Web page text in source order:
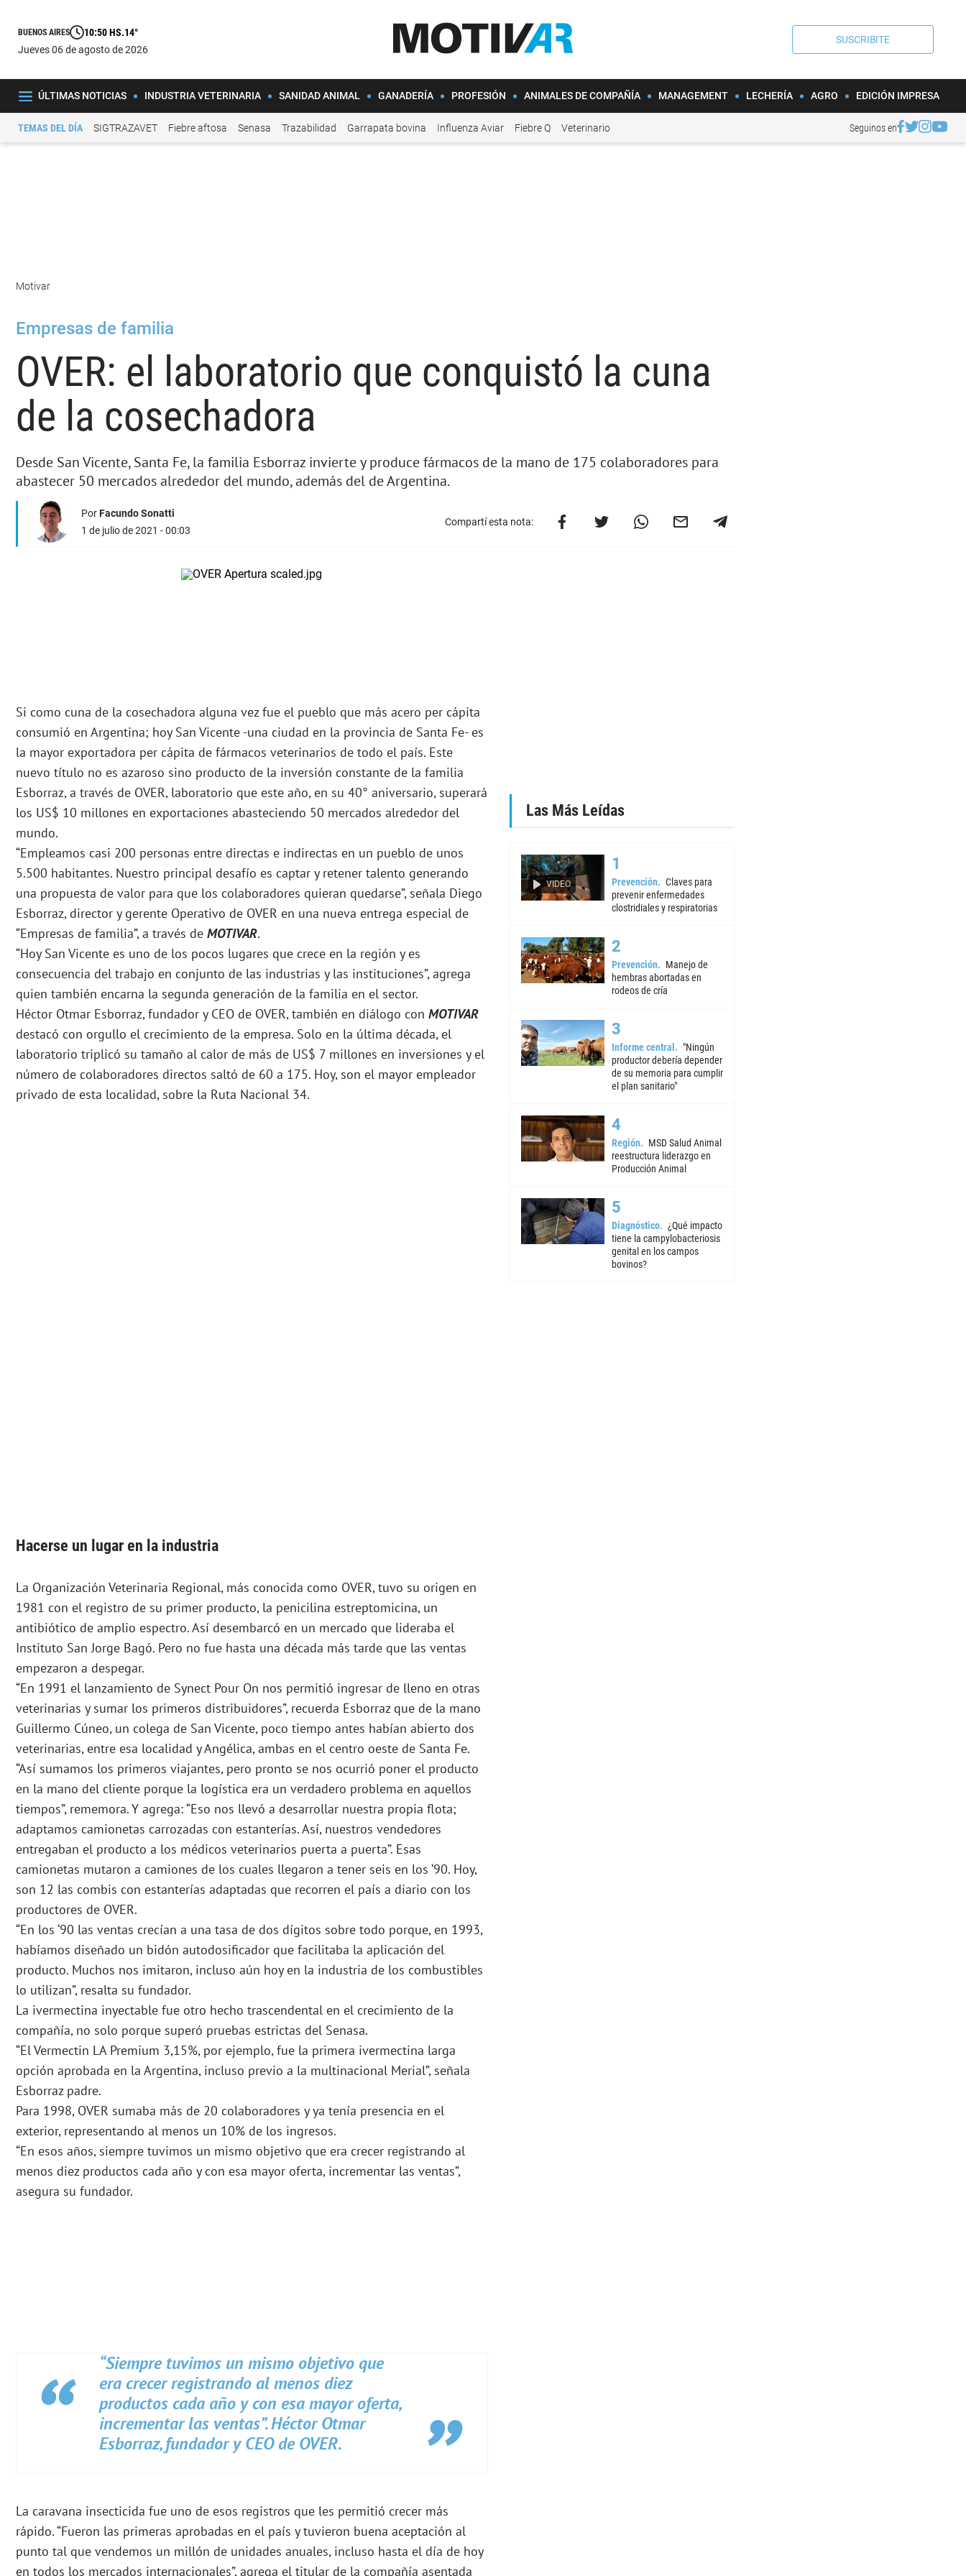
BUENOS AIRES 10:50 HS.14°
jueves 06 de agosto de 2026
SUSCRIBITE
ÚLTIMAS NOTICIAS INDUSTRIA VETERINARIA SANIDAD ANIMAL GANADERÍA PROFESIÓN ANIMALES DE COMPAÑÍA MANAGEMENT LECHERÍA AGRO EDICIÓN IMPRESA
TEMAS DEL DÍA SIGTRAZAVET Fiebre aftosa Senasa Trazabilidad Garrapata bovina Influenza Aviar Fiebre Q Veterinario Seguinos en
Motivar
Empresas de familia
OVER: el laboratorio que conquistó la cuna
de la cosechadora
Desde San Vicente, Santa Fe, la familia Esborraz invierte y produce fármacos de la mano de 175 colaboradores para
abastecer 50 mercados alrededor del mundo, además del de Argentina.
PorFacundo Sonatti
1 de julio de 2021 - 00:03
Compartí esta nota:
Si como cuna de la cosechadora alguna vez fue el pueblo que más acero per cápita
consumió en Argentina; hoy San Vicente -una ciudad en la provincia de Santa Fe- es
la mayor exportadora per cápita de fármacos veterinarios de todo el país. Este
nuevo título no es azaroso sino producto de la inversión constante de la familia
Esborraz, a través de OVER, laboratorio que este año, en su 40° aniversario, superará
los US$ 10 millones en exportaciones abasteciendo 50 mercados alrededor del
mundo.
“Empleamos casi 200 personas entre directas e indirectas en un pueblo de unos
5.500 habitantes. Nuestro principal desafío es captar y retener talento generando
una propuesta de valor para que los colaboradores quieran quedarse”, señala Diego
Esborraz, director y gerente Operativo de OVER en una nueva entrega especial de
“Empresas de familia”, a través de MOTIVAR.
“Hoy San Vicente es uno de los pocos lugares que crece en la región y es
consecuencia del trabajo en conjunto de las industrias y las instituciones”, agrega
quien también encarna la segunda generación de la familia en el sector.
Héctor Otmar Esborraz, fundador y CEO de OVER, también en diálogo con MOTIVAR
destacó con orgullo el crecimiento de la empresa. Solo en la última década, el
laboratorio triplicó su tamaño al calor de más de US$ 7 millones en inversiones y el
número de colaboradores directos saltó de 60 a 175. Hoy, son el mayor empleador
privado de esta localidad, sobre la Ruta Nacional 34.
Hacerse un lugar en la industria
La Organización Veterinaria Regional, más conocida como OVER, tuvo su origen en
1981 con el registro de su primer producto, la penicilina estreptomicina, un
antibiótico de amplio espectro. Así desembarcó en un mercado que lideraba el
Instituto San Jorge Bagó. Pero no fue hasta una década más tarde que las ventas
empezaron a despegar.
“En 1991 el lanzamiento de Synect Pour On nos permitió ingresar de lleno en otras
veterinarias y sumar los primeros distribuidores”, recuerda Esborraz que de la mano
Guillermo Cúneo, un colega de San Vicente, poco tiempo antes habían abierto dos
veterinarias, entre esa localidad y Angélica, ambas en el centro oeste de Santa Fe.
“Así sumamos los primeros viajantes, pero pronto se nos ocurrió poner el producto
en la mano del cliente porque la logística era un verdadero problema en aquellos
tiempos”, rememora. Y agrega: “Eso nos llevó a desarrollar nuestra propia flota;
adaptamos camionetas carrozadas con estanterías. Así, nuestros vendedores
entregaban el producto a los médicos veterinarios puerta a puerta”. Esas
camionetas mutaron a camiones de los cuales llegaron a tener seis en los ‘90. Hoy,
son 12 las combis con estanterías adaptadas que recorren el país a diario con los
productores de OVER.
“En los ‘90 las ventas crecían a una tasa de dos dígitos sobre todo porque, en 1993,
habíamos diseñado un bidón autodosificador que facilitaba la aplicación del
producto. Muchos nos imitaron, incluso aún hoy en la industria de los combustibles
lo utilizan”, resalta su fundador.
La ivermectina inyectable fue otro hecho trascendental en el crecimiento de la
compañía, no solo porque superó pruebas estrictas del Senasa.
“El Vermectin LA Premium 3,15%, por ejemplo, fue la primera ivermectina larga
opción aprobada en la Argentina, incluso previo a la multinacional Merial”, señala
Esborraz padre.
Para 1998, OVER sumaba más de 20 colaboradores y ya tenía presencia en el
exterior, representando al menos un 10% de los ingresos.
“En esos años, siempre tuvimos un mismo objetivo que era crecer registrando al
menos diez productos cada año y con esa mayor oferta, incrementar las ventas”,
asegura su fundador.
“Siempre tuvimos un mismo objetivo que
era crecer registrando al menos diez
productos cada año y con esa mayor oferta,
incrementar las ventas”. Héctor Otmar
Esborraz, fundador y CEO de OVER.
La caravana insecticida fue uno de esos registros que les permitió crecer más
rápido. “Fueron las primeras aprobadas en el país y tuvieron buena aceptación al
punto tal que vendemos un millón de unidades anuales, incluso hasta el día de hoy
en todos los mercados internacionales”, agrega el titular de la compañía asentada
Las Más Leídas
VIDEO Prevención
Claves para
prevenir enfermedades
clostridiales y respiratorias
Prevención
Manejo de
hembras abortadas en
rodeos de cría
Informe central
"Ningún
productor debería depender
de su memoria para cumplir
el plan sanitario"
Región
MSD Salud Animal
reestructura liderazgo en
Producción Animal
Diagnóstico
¿Qué impacto
tiene la campylobacteriosis
genital en los campos
bovinos?